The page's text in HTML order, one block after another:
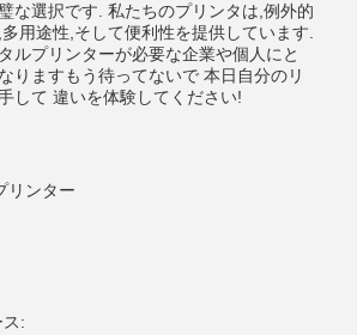
な選択です. 私たちのプリンタは,例外的
用途性,そして便利性を提供しています.
ルプリンターが必要な企業や個人にと
りますもう待ってないで 本日自分のリ
して 違いを体験してください!
リンター
: